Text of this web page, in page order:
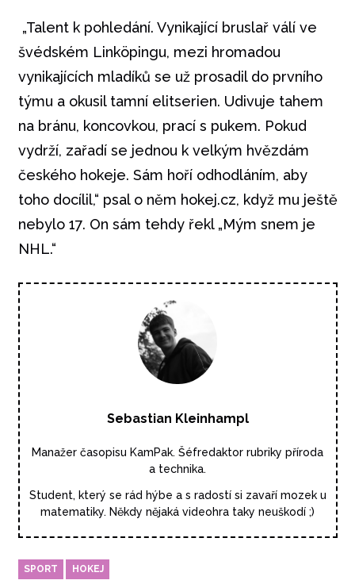
„Talent k pohledání. Vynikající bruslař válí ve
švédském Linköpingu, mezi hromadou
vynikajících mladíků se už prosadil do prvního
týmu a okusil tamní elitserien. Udivuje tahem
na bránu, koncovkou, prací s pukem. Pokud
vydrží, zařadí se jednou k velkým hvězdám
českého hokeje. Sám hoří odhodláním, aby
toho docílil,“ psal o něm hokej.cz, když mu ještě
nebylo 17. On sám tehdy řekl „Mým snem je
NHL.“
Sebastian Kleinhampl
Manažer časopisu KamPak. Šéfredaktor rubriky příroda
a technika.
Student, který se rád hýbe a s radostí si zavaří mozek u
matematiky. Někdy nějaká videohra taky neuškodí ;)
SPORT HOKEJ